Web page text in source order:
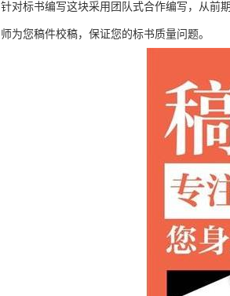
针对标书编写这块采用团队式合作编写，从前
师为您稿件校稿，保证您的标书质量问题。